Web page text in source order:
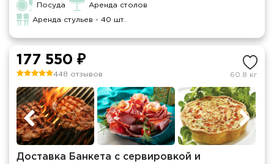
Посуда Аренда столов
Аренда стульев - 40 шт.
177 550 ₽
448 отзывов 60.8 кг
Доставка Банкета с сервировкой и